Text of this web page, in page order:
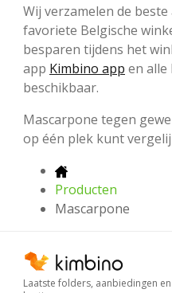
Wij verzamelen de
favoriete Belgische
besparen tijdens het
app Kimbino app en
beschikbaar.
Mascarpone tegen
op één plek kunt
Producten
Mascarpone
Laatste folders, aanbiedingen en